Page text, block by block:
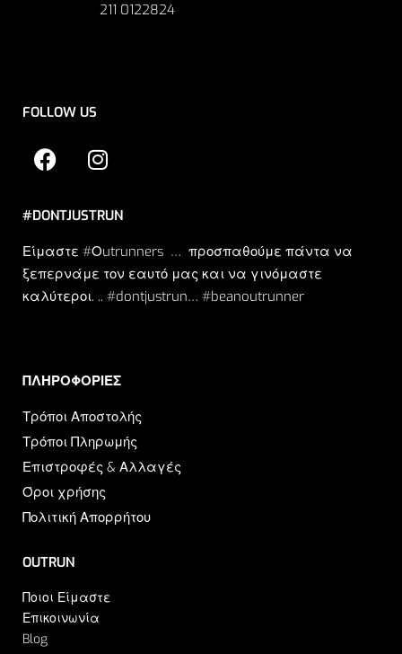
211 0122824
FOLLOW US
#DONTJUSTRUN
Είμαστε #Οutrunners … προσπαθούμε πάντα να
ξεπερνάμε τον εαυτό μας και να γινόμαστε
καλύτεροι. .. #dontjustrun… #beanoutrunner
ΠΛΗΡΟΦΟΡΙΕΣ​
Τρόποι Αποστολής
Τρόποι Πληρωμής
Επιστροφές & Αλλαγές
Όροι χρήσης
Πολιτική Απορρήτου
OUTRUN
Ποιοι Είμαστε
Επικοινωνία
Blog